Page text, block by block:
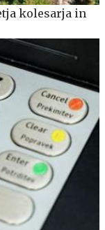
kolesarja in